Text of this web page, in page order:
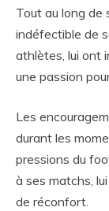
Tout au long de
indéfectible de
athlètes, lui ont
une passion
Les
durant les
pressions du
à ses matchs,
de réconfort.